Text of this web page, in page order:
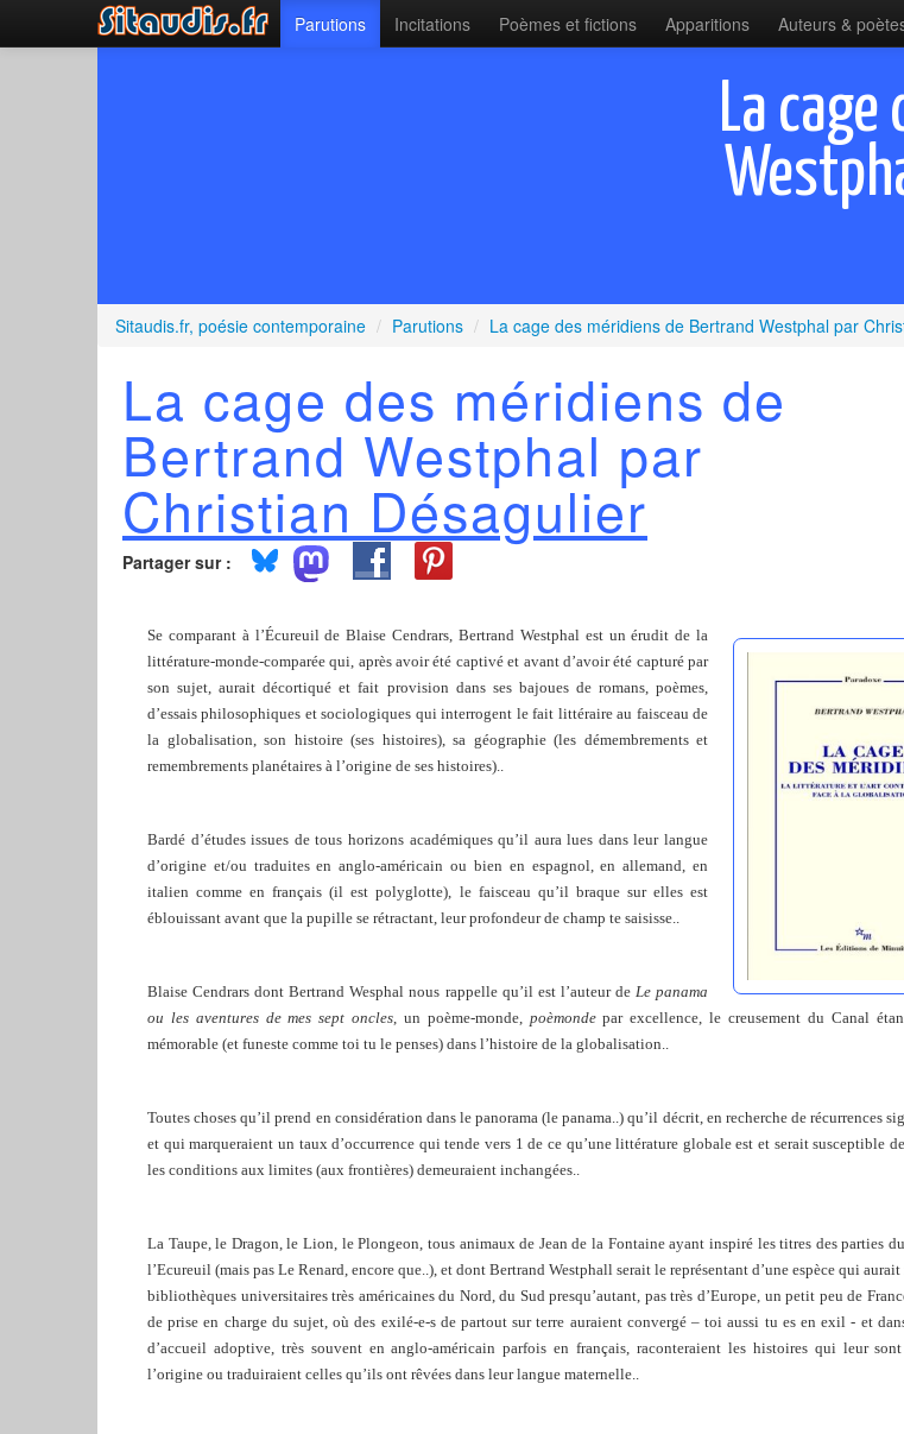
Parutions Incitations Poèmes et fictions Apparitions Auteurs &
La
Sitaudis.fr, poésie contemporaine / Parutions / La cage des méridiens de Bertrand Westphal par
La cage des méridiens de
Bertrand Westphal par
Christian Désagulier
Partager sur :
Se comparant à l’Écureuil de Blaise Cendrars, Bertrand Westphal est un érudit de la
littérature-monde-comparée qui, après avoir été captivé et avant d’avoir été capturé par
son sujet, aurait décortiqué et fait provision dans ses bajoues de romans, poèmes,
d’essais philosophiques et sociologiques qui interrogent le fait littéraire au faisceau de
la globalisation, son histoire (ses histoires), sa géographie (les démembrements et
remembrements planétaires à l’origine de ses histoires)..
Bardé d’études issues de tous horizons académiques qu’il aura lues dans leur langue
d’origine et/ou traduites en anglo-américain ou bien en espagnol, en allemand, en
italien comme en français (il est polyglotte), le faisceau qu’il braque sur elles est
éblouissant avant que la pupille se rétractant, leur profondeur de champ te saisisse..
Blaise Cendrars dont Bertrand Wesphal nous rappelle qu’il est l’auteur de Le panama
ou les aventures de mes sept oncles , un poème-monde, poèmondepar excellence, le creusement du Canal
mémorable (et funeste comme toi tu le penses) dans l’histoire de la globalisation..
Toutes choses qu’il prend en considération dans le panorama (le panama..) qu’il décrit, en recherche de récurrences
et qui marqueraient un taux d’occurrence qui tende vers 1 de ce qu’une littérature globale est et serait susceptible
les conditions aux limites (aux frontières) demeuraient inchangées..
La Taupe, le Dragon, le Lion, le Plongeon, tous animaux de Jean de la Fontaine ayant inspiré les titres des parties
l’Ecureuil (mais pas Le Renard, encore que..), et dont Bertrand Westphall serait le représentant d’une espèce qui
bibliothèques universitaires très américaines du Nord, du Sud presqu’autant, pas très d’Europe, un petit peu de
de prise en charge du sujet, où des exilé-e-s de partout sur terre auraient convergé – toi aussi tu es en exil - et
d’accueil adoptive, très souvent en anglo-américain parfois en français, raconteraient les histoires qui leur
l’origine ou traduiraient celles qu’ils ont rêvées dans leur langue maternelle..